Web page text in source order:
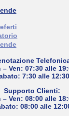
– Ven: 07:30 alle
7:30 alle 12:30
Supporto Clienti:
– Ven: 08:00 alle
08:00 alle